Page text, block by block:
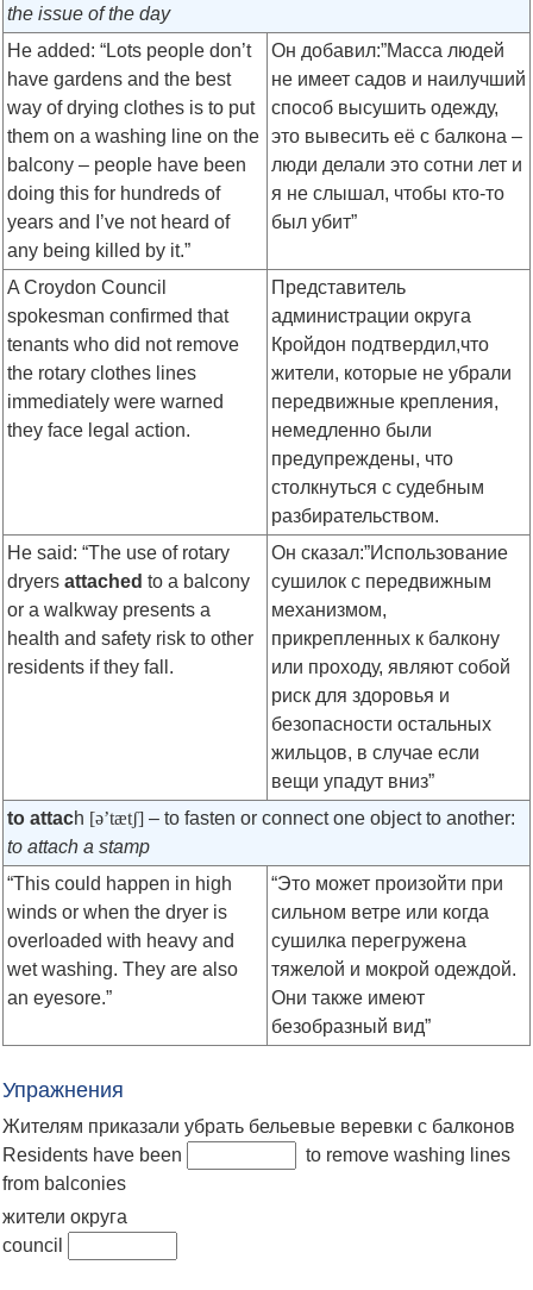
the issue of the day
He added: “Lots people don’t
have gardens and the best
way of drying clothes is to put
them on a washing line on the
balcony – people have been
doing this for hundreds of
years and I’ve not heard of
any being killed by it.”
Он добавил:”Масса людей
не имеет садов и наилучший
способ высушить одежду,
это вывесить её с балкона –
люди делали это сотни лет и
я не слышал, чтобы кто-то
был убит”
A Croydon Council
spokesman confirmed that
tenants who did not remove
the rotary clothes lines
immediately were warned
they face legal action.
Представитель
администрации округа
Кройдон подтвердил,что
жители, которые не убрали
передвижные крепления,
немедленно были
предупреждены, что
столкнуться с судебным
разбирательством.
He said: “The use of rotary
dryers attached to a balcony
or a walkway presents a
health and safety risk to other
residents if they fall.
Он сказал:”Использование
сушилок с передвижным
механизмом,
прикрепленных к балкону
или проходу, являют собой
риск для здоровья и
безопасности остальных
жильцов, в случае если
вещи упадут вниз”
to attach [ə’tætʃ] – to fasten or connect one object to another:
to attach a stamp
“This could happen in high
winds or when the dryer is
overloaded with heavy and
wet washing. They are also
an eyesore.”
“Это может произойти при
сильном ветре или когда
сушилка перегружена
тяжелой и мокрой одеждой.
Они также имеют
безобразный вид”
Упражнения
Жителям приказали убрать бельевые веревки с балконов
Residents have been
to remove washing lines
from balconies
жители округа
council